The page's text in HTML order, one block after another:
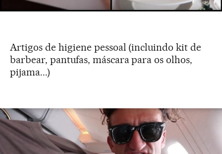
Artigos de higiene pessoal (incluindo kit de
barbear, pantufas, máscara para os olhos,
pijama...)